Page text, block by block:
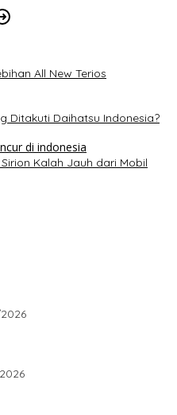
All New Terios
Ditakuti Daihatsu Indonesia?
Kalah Jauh dari Mobil